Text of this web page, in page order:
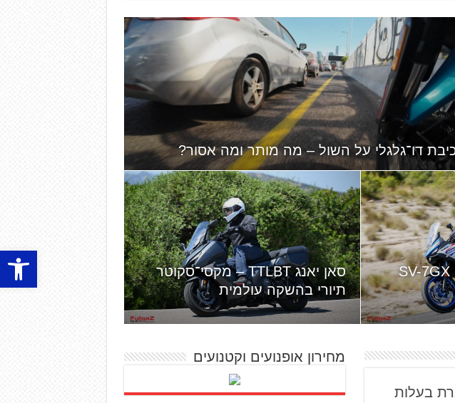
פתח
דו־גלגלי על השול – מה מותר ומה אסור?
רכיבה ראשונה: סוזוקי SV-7GX
סאן יאנג TTLBT – מקסי־סקוטר
תיורי בהשקה עולמית
בעלות
מחירון אופנועים וקטנועים